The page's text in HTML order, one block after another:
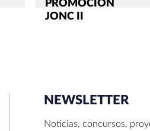
PROMOCIÓN
JONC II
NEWSLETTER
Noticias, concursos,